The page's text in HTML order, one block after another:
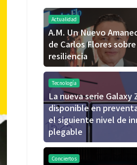
Actualidad
A.M. Un Nuevo
de Carlos Flores
resiliencia
Tecnología
La nueva serie Galaxy
disponible en
el siguiente nivel de
plegable
Conciertos